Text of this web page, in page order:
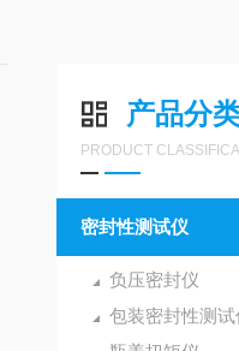
产品分
PRODUCT
密封性测试仪
负压密封仪
包装密封性测试